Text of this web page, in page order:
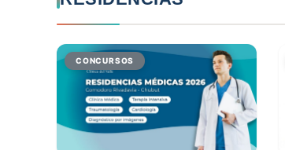
CONCURSOS